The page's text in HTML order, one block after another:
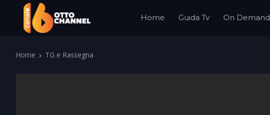
Home Guida Tv On Demand
Home TG e Rassegna